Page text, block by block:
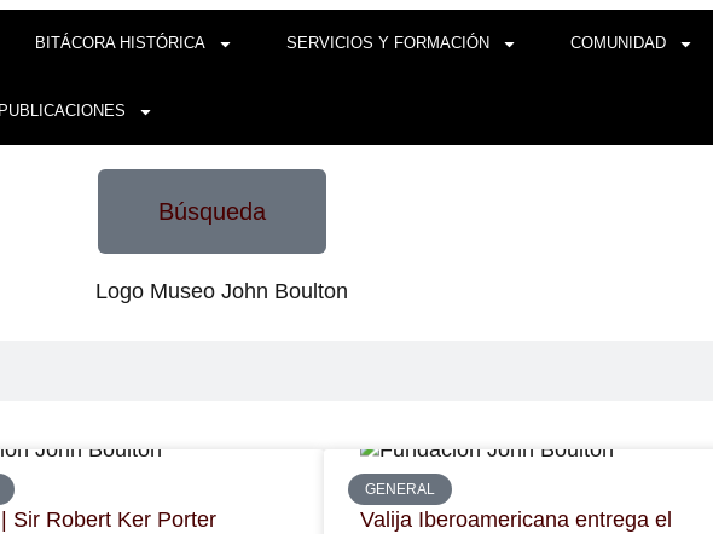
BITÁCORA HISTÓRICA SERVICIOS Y FORMACIÓN COMUNIDAD
PUBLICACIONES
Búsqueda
Sir Robert Ker Porter
GENERAL
Valija Iberoamericana entrega el